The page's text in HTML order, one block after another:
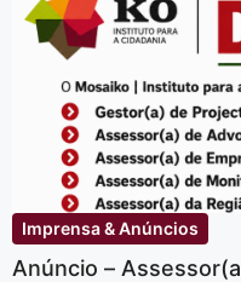
Imprensa & Anúncios
Anúncio –